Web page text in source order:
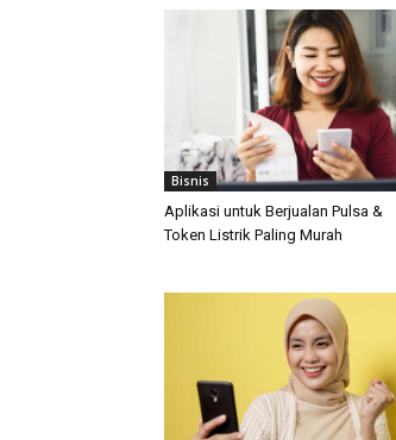
Bisnis
Aplikasi untuk Berjualan Pulsa &
Token Listrik Paling Murah